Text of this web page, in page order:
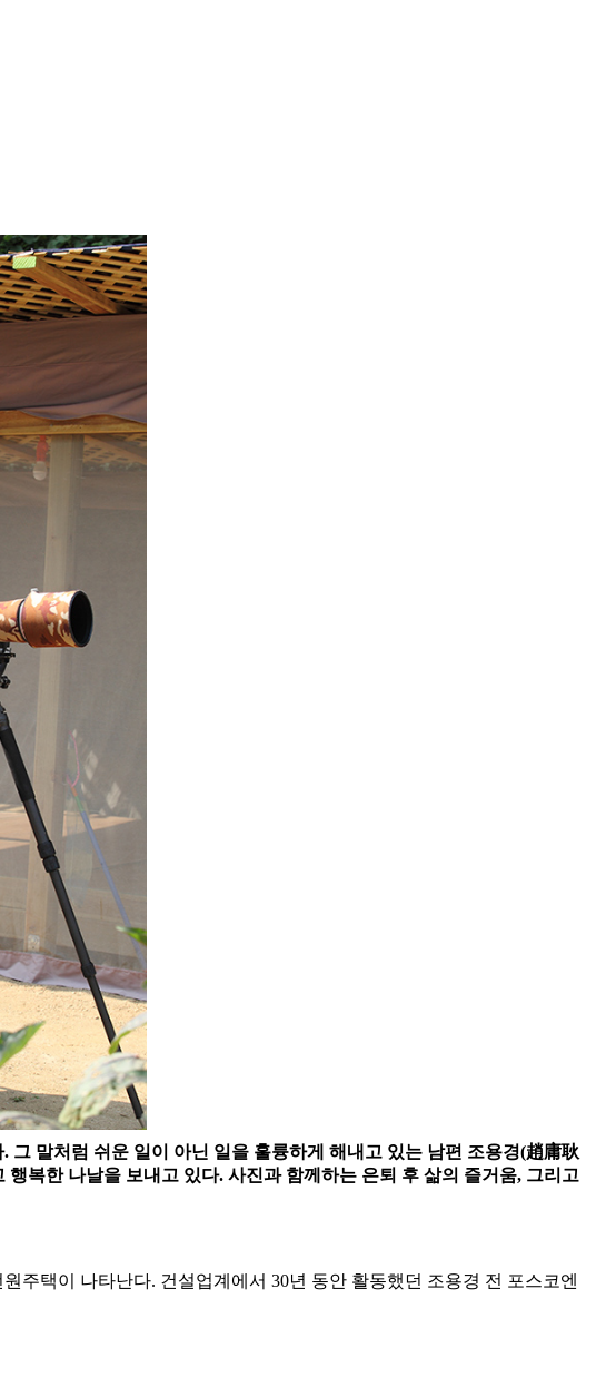
말처럼 쉬운 일이 아닌 일을 훌륭하게 해내고 있는 남편 조용경(趙庸耿
복한 나날을 보내고 있다. 사진과 함께하는 은퇴 후 삶의 즐거움, 그리고
주택이 나타난다. 건설업계에서 30년 동안 활동했던 조용경 전 포스코엔